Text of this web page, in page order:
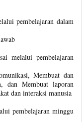
pembelajaran dalam
melalui pembelajaran
Membuat dan
dan Membuat laporan
dan interaksi manusia
pembelajaran minggu